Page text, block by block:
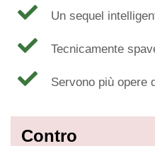
Un sequel
Tecnicamente
Servono più opere
Contro